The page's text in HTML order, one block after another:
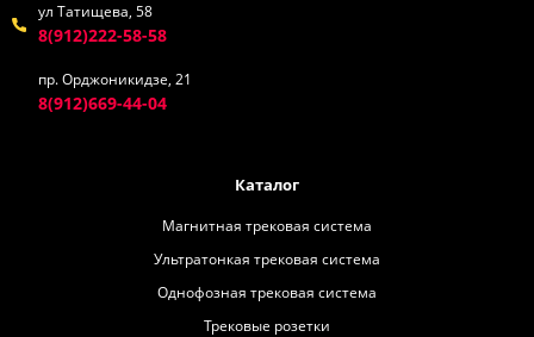
ул Татищева, 58
8(912)222-58-58
пр. Орджоникидзе, 21
8(912)669-44-04
Каталог
Магнитная трековая система
Ультратонкая трековая система
Однофозная трековая система
Трековые розетки